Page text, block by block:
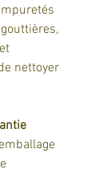
nettoyer